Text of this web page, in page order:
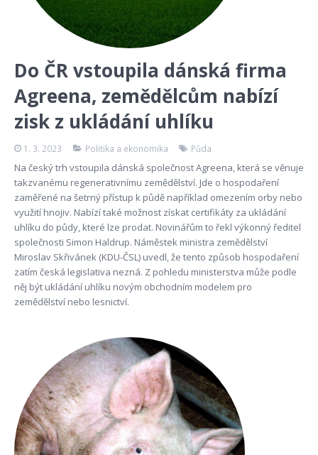
Do ČR vstoupila dánská firma
Agreena, zemědělcům nabízí
zisk z ukládání uhlíku
1. 3. 2023 Politika a ekonomika Půda
Na český trh vstoupila dánská společnost Agreena, která se věnuje
takzvanému regenerativnímu zemědělství. Jde o hospodaření
zaměřené na šetrný přístup k půdě například omezením orby nebo
využití hnojiv. Nabízí také možnost získat certifikáty za ukládání
uhlíku do půdy, které lze prodat. Novinářům to řekl výkonný ředitel
společnosti Simon Haldrup. Náměstek ministra zemědělství
Miroslav Skřivánek (KDU-ČSL) uvedl, že tento způsob hospodaření
zatím česká legislativa nezná. Z pohledu ministerstva může podle
něj být ukládání uhlíku novým obchodním modelem pro
zemědělství nebo lesnictví.